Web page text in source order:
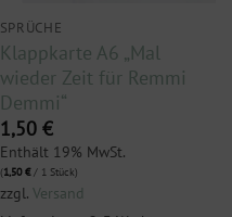
SPRÜCHE
Klappkarte A6 „Mal
wieder Zeit für Remmi
Demmi“
1,50 €
Enthält 19% MwSt.
(1,50€/ 1 Stück)
zzgl. Versand